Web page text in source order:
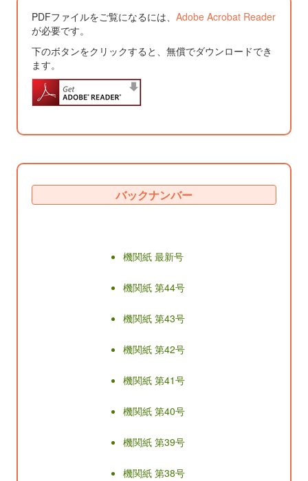
PDFファイルをご覧になるには、 Adobe Acrobat Reader
が必要です。
下のボタンをクリックすると、無償でダウンロードでき
ます。
バックナンバー
機関紙 最新号
機関紙 第44号
機関紙 第43号
機関紙 第42号
機関紙 第41号
機関紙 第40号
機関紙 第39号
機関紙 第38号